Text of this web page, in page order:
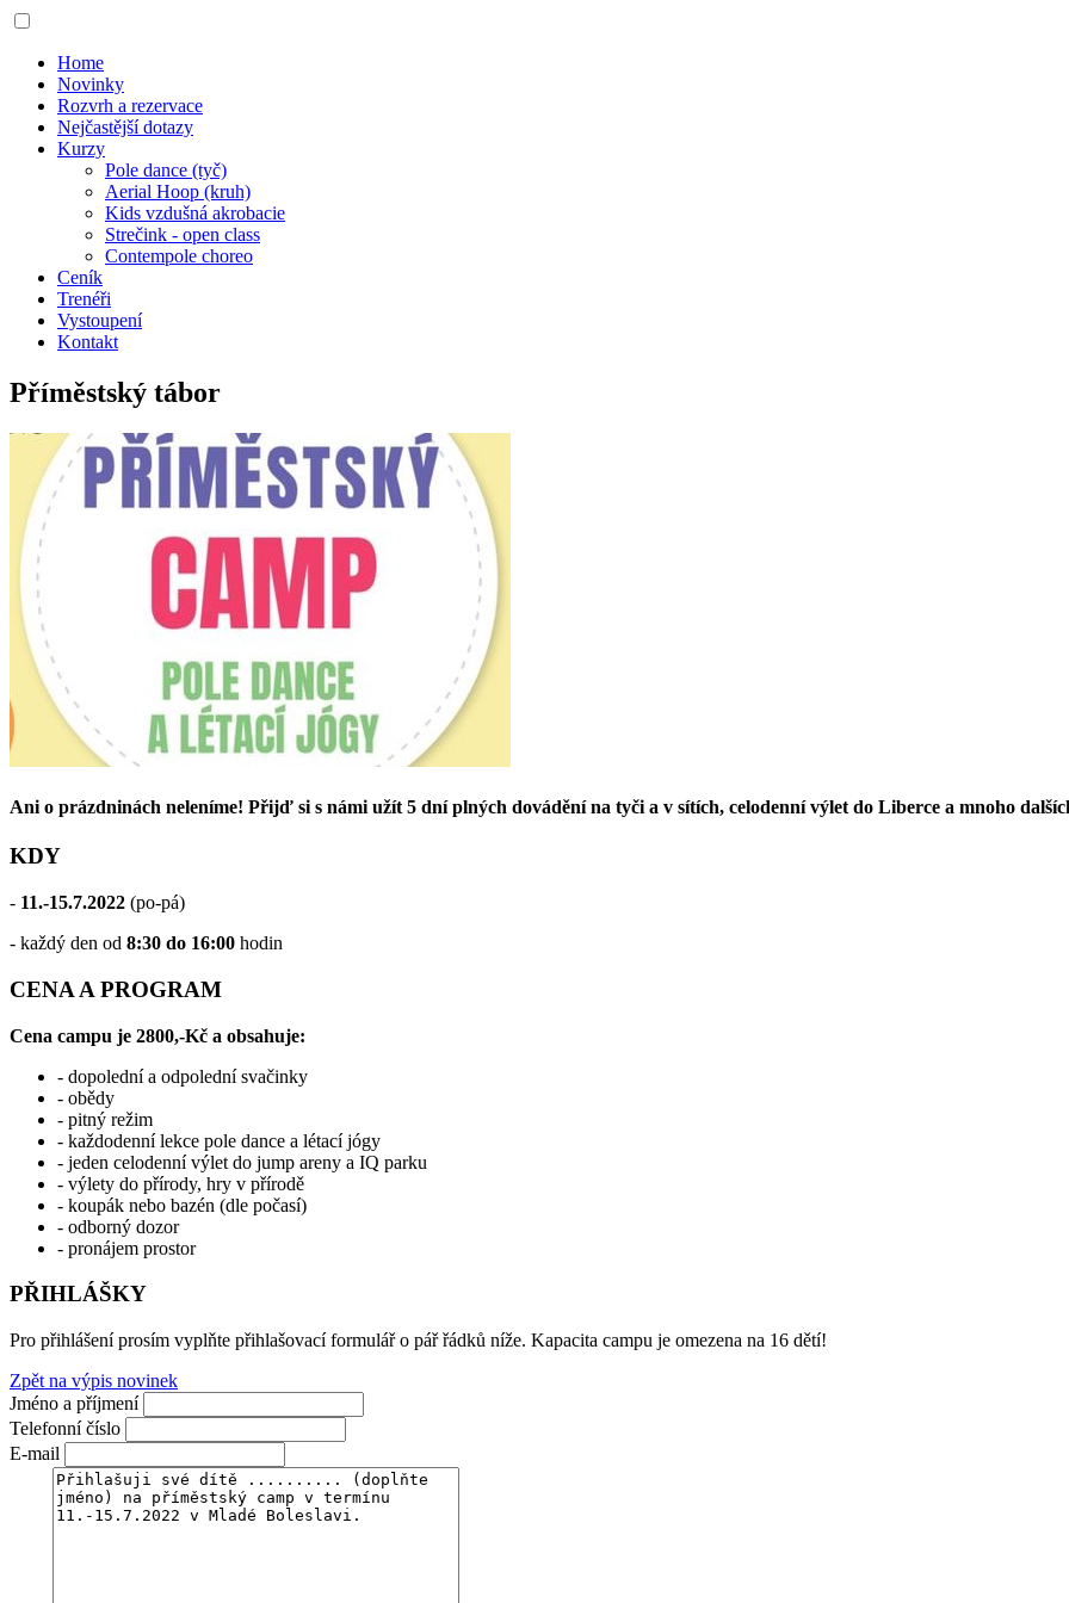
Home
Novinky
Rozvrh a rezervace
Nejčastější dotazy
Kurzy
Pole dance (tyč)
Aerial Hoop (kruh)
Kids vzdušná akrobacie
Strečink - open class
Contempole choreo
Ceník
Trenéři
Vystoupení
Kontakt
Příměstský tábor
Ani o prázdninách neleníme! Přijď si s námi užít 5 dní plných dovádění na tyči a v sítích, celodenní výlet do Liberce a mnoho
KDY
- 11.-15.7.2022 (po-pá)
- každý den od 8:30 do 16:00 hodin
CENA A PROGRAM
Cena campu je 2800,-Kč a obsahuje:
- dopolední a odpolední svačinky
- obědy
- pitný režim
- každodenní lekce pole dance a létací jógy
- jeden celodenní výlet do jump areny a IQ parku
- výlety do přírody, hry v přírodě
- koupák nebo bazén (dle počasí)
- odborný dozor
- pronájem prostor
PŘIHLÁŠKY
Pro přihlášení prosím vyplňte přihlašovací formulář o pář řádků níže. Kapacita campu je omezena na 16 dětí!
Zpět na výpis novinek
Jméno a příjmení
Telefonní číslo
E-mail